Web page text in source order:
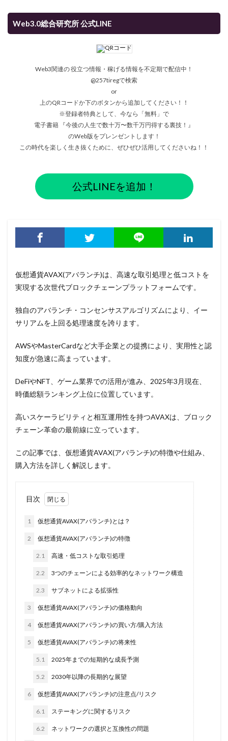
Web3.0総合研究所 公式LINE
Web3関連の 役立つ情報・稼げる情報を不定期で配信中！
@257tiregで検索
or
上のQRコードか下のボタンから追加してください！！
※登録者特典として、今なら「無料」で
電子書籍 『今後の人生で数十万〜数千万円得する裏技！』
のWeb版をプレンゼントします！
この時代を楽しく生き抜くために、ぜひぜひ活用してくださいね！！
公式LINEを追加！
仮想通貨AVAX(アバランチ)は、高速な取引処理と低コストを
実現する次世代ブロックチェーンプラットフォームです。
独自のアバランチ・コンセンサスアルゴリズムにより、イー
サリアムを上回る処理速度を誇ります。
AWSやMasterCardなど大手企業との提携により、実用性と認
知度が急速に高まっています。
DeFiやNFT、ゲーム業界での活用が進み、2025年3月現在、
時価総額ランキング上位に位置しています。
高いスケーラビリティと相互運用性を持つAVAXは、ブロック
チェーン革命の最前線に立っています。
この記事では、仮想通貨AVAX(アバランチ)の特徴や仕組み、
購入方法を詳しく解説します。
目次
1 仮想通貨AVAX(アバランチ)とは？
2 仮想通貨AVAX(アバランチ)の特徴
2.1 高速・低コストな取引処理
2.2 3つのチェーンによる効率的なネットワーク構造
2.3 サブネットによる拡張性
3 仮想通貨AVAX(アバランチ)の価格動向
4 仮想通貨AVAX(アバランチ)の買い方/購入方法
5 仮想通貨AVAX(アバランチ)の将来性
5.1 2025年までの短期的な成長予測
5.2 2030年以降の長期的な展望
6 仮想通貨AVAX(アバランチ)の注意点/リスク
6.1 ステーキングに関するリスク
6.2 ネットワークの選択と互換性の問題